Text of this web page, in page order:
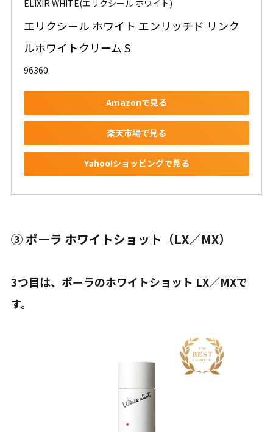
ELIXIR WHITE(エリクシール ホワイト)
エリクシール ホワイト エンリッチド リンク
ルホワイトクリーム S
96360
Amazonで見る
楽天市場で見る
Yahoo!ショッピングで見る
③ ポーラ ホワイトショット（LX／MX）
3つ目は、ポーラのホワイトショット LX／MXで
す。